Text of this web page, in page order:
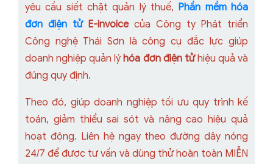
yêu cầu siết chặt quản lý thuế, Phần mềm hóa
đơn điện tửE-invoicecủa Công ty Phát triển
Công nghệ Thái Sơn là công cụ đắc lực giúp
doanh nghiệp quản lýhóa đơn điện tửhiệu quả và
đúng quy định.
Theo đó, giúp doanh nghiệp tối ưu quy trình kế
toán, giảm thiểu sai sót và nâng cao hiệu quả
hoạt động. Liên hệ ngay theo đường dây nóng
24/7 để được tư vấn và dùng thử hoàn toàn MIỄN